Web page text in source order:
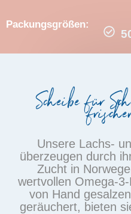
Packungsgrößen:
Scheibe für
Unsere Lachs-
überzeugen durch
Zucht in
wertvollen Omega-
von Hand
geräuchert, bieten